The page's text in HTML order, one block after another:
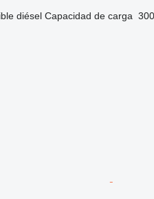
diésel Capacidad de carga